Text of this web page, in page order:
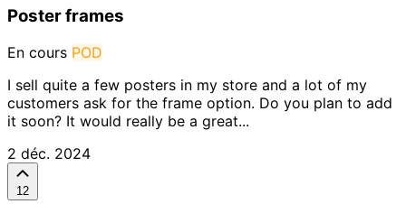
Poster frames
En cours POD
I sell quite a few posters in my store and a lot of my
customers ask for the frame option. Do you plan to add
it soon? It would really be a great...
2 déc. 2024
12